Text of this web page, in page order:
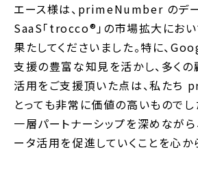
エース様は、primeNumber のデ
SaaS「trocco®」の市場拡大にお
果たしてくださいました。特に、
支援の豊富な知見を活かし、多く
活用をご支援頂いた点は、私た
とっても非常に価値の高いものでし
一層パートナーシップを深めなが
ータ活用を促進していくことを心か